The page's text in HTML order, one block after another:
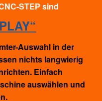
STEP sind
Auswahl in der
nichts langwierig
Einfach
auswählen und